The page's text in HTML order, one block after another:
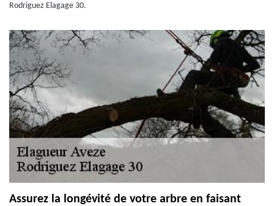
Rodriguez Elagage 30.
Assurez la longévité de votre arbre en faisant